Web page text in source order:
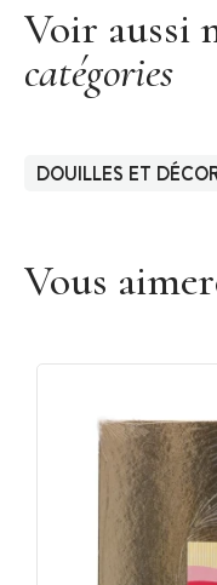
Voir aussi
catégories
DOUILLES ET
Vous